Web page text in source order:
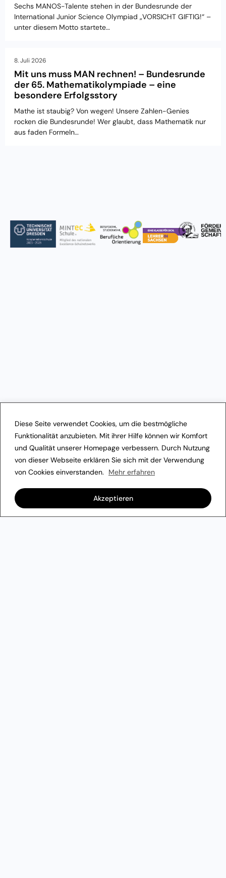
Diese Seite verwendet Cookies, um die bestmögliche
Funktionalität anzubieten. Mit ihrer Hilfe können wir Komfort
und Qualität unserer Homepage verbessern. Durch Nutzung
von dieser Webseite erklären Sie sich mit der Verwendung
von Cookies einverstanden.
Mehr erfahren
Akzeptieren
Sechs MANOS-Talente stehen in der Bundesrunde der
International Junior Science Olympiad „VORSICHT GIFTIG!“ –
unter diesem Motto startete…
8. Juli 2026
Mit uns muss MAN rechnen! – Bundesrunde
der 65. Mathematikolympiade – eine
besondere Erfolgsstory
Mathe ist staubig? Von wegen! Unsere Zahlen-Genies
rocken die Bundesrunde! Wer glaubt, dass Mathematik nur
aus faden Formeln…